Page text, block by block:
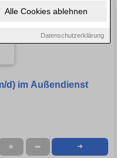
Alle Cookies ablehnen
Datenschutzerklärung
d) im Außendienst
★ ➦ ➜